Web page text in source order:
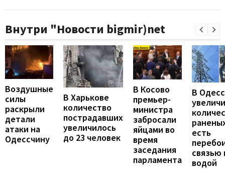
Внутри "Новости bigmir)net
Воздушные
силы
раскрыли
детали
атаки на
Одессчину
В Харькове
количество
пострадавших
увеличилось
до 23 человек
В Косово
премьер-
министра
забросали
яйцами во
время
заседания
парламента
В
есть
связью
водой